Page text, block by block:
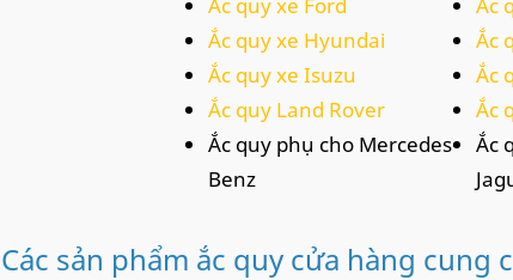
Ắc quy xe Hyundai
Ắc quy xe Isuzu
Ắc quy Land Rover
Ắc quy phụ cho Mercedes-
Benz
Ắc
Ắc
Ắc
Ắc
Các sản phẩm ắc quy cửa hàng